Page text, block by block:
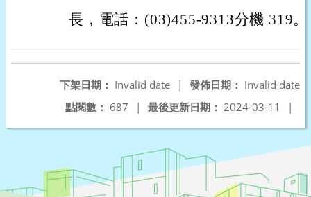
長，電話：(03)455-9313分機 319。
發佈日期： Invalid date
下架日期： Invalid date
|
最後更新日期： 2024-03-11 |
點閱數： 687 |